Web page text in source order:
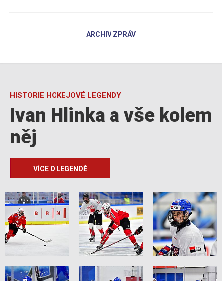
ARCHIV ZPRÁV
HISTORIE HOKEJOVÉ LEGENDY
Ivan Hlinka a vše kolem
něj
VÍCE O LEGENDĚ